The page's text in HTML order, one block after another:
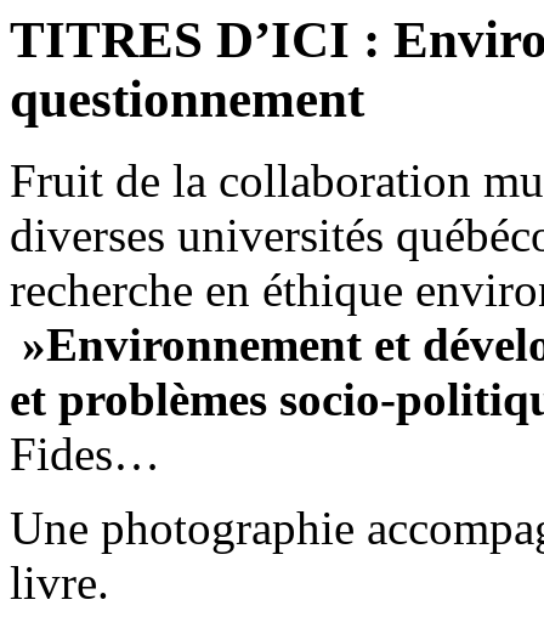
TITRES D’ICI :
questionnement
Fruit de la collaboration
diverses universités
recherche en éthique
»Environnement et
et problèmes socio-
Fides…
Une photographie
livre.